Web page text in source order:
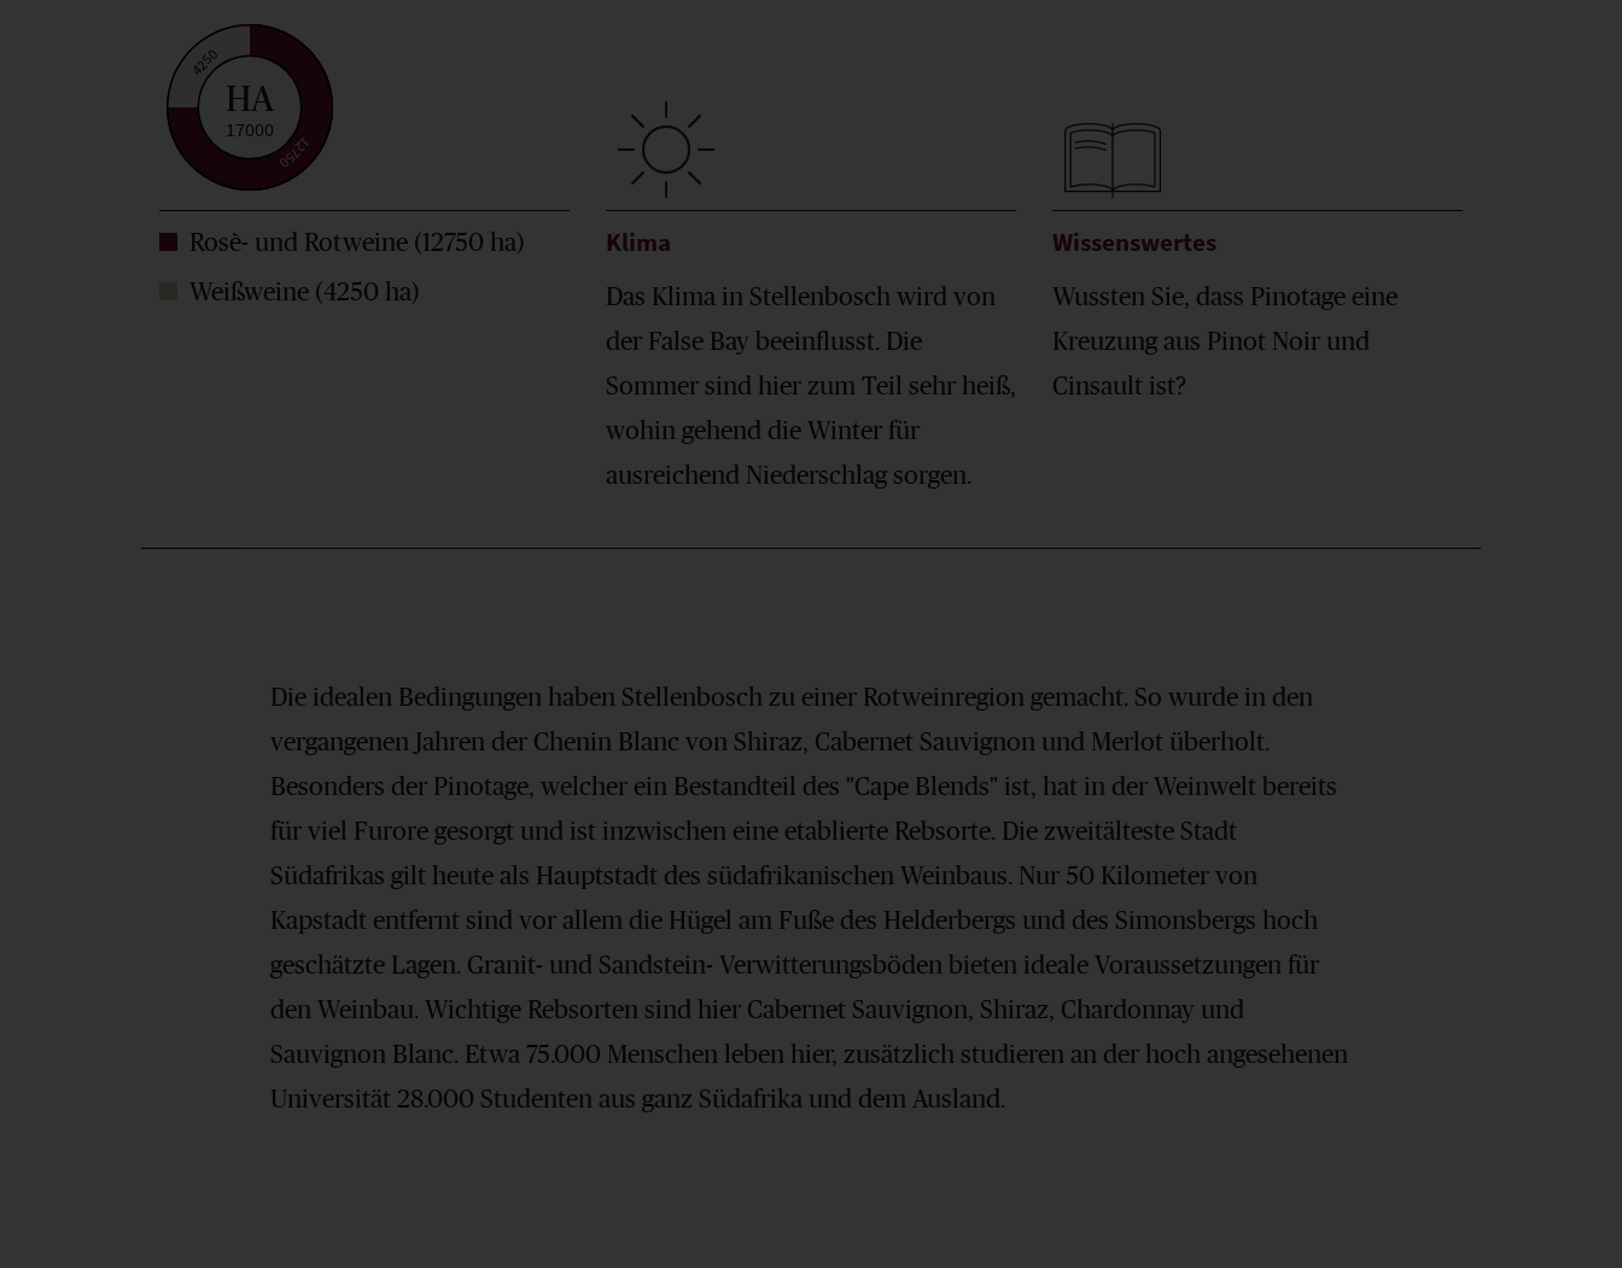
12750
4250
HA
17000
Rosè- und Rotweine (12750 ha)
Weißweine (4250 ha)
Klima
Das Klima in Stellenbosch wird von
der False Bay beeinflusst. Die
Sommer sind hier zum Teil sehr heiß,
wohin gehend die Winter für
ausreichend Niederschlag sorgen.
Wissenswertes
Wussten Sie, dass Pinotage eine
Kreuzung aus Pinot Noir und
Cinsault ist?
Die idealen Bedingungen haben Stellenbosch zu einer Rotweinregion gemacht. So wurde in den
vergangenen Jahren der Chenin Blanc von Shiraz, Cabernet Sauvignon und Merlot überholt.
Besonders der Pinotage, welcher ein Bestandteil des "Cape Blends" ist, hat in der Weinwelt bereits
für viel Furore gesorgt und ist inzwischen eine etablierte Rebsorte. Die zweitälteste Stadt
Südafrikas gilt heute als Hauptstadt des südafrikanischen Weinbaus. Nur 50 Kilometer von
Kapstadt entfernt sind vor allem die Hügel am Fuße des Helderbergs und des Simonsbergs hoch
geschätzte Lagen. Granit- und Sandstein- Verwitterungsböden bieten ideale Voraussetzungen für
den Weinbau. Wichtige Rebsorten sind hier Cabernet Sauvignon, Shiraz, Chardonnay und
Sauvignon Blanc. Etwa 75.000 Menschen leben hier, zusätzlich studieren an der hoch angesehenen
Universität 28.000 Studenten aus ganz Südafrika und dem Ausland.